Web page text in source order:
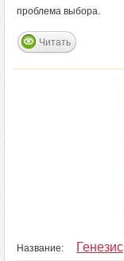
проблема выбора.
Читать
Название: Генезис